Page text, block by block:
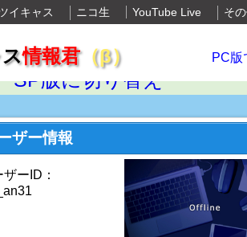
イキャス ニコ生 YouTube Live そ
情報君（β） PC版
SP版に切り替え
ザー情報
ーID：